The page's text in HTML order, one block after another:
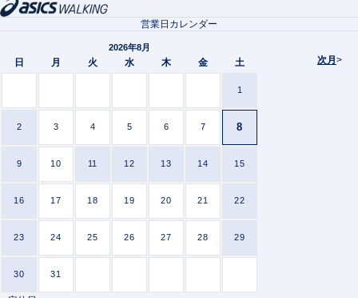
次月 >
営業日カレンダー
2026年8月
日 月 火 水 木 金 土
1
2 3 4 5 6 7 8
9 10 11 12 13 14 15
16 17 18 19 20 21 22
23 24 25 26 27 28 29
30 31